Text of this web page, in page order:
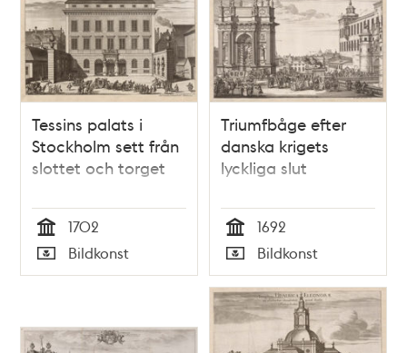
Tessins palats i
Stockholm sett från
slottet och torget
Tid
1702
Typ
Bildkonst
Triumfbåge efter
danska krigets
lyckliga slut
Tid
1692
Typ
Bildkonst